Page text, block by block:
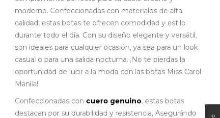
moderno. Confeccionadas con materiales de alta
calidad, estas botas te ofrecen comodidad y estilo
durante todo el día. Con su diseño elegante y versátil,
son ideales para cualquier ocasión, ya sea para un look
casual o para una salida nocturna. ¡No te pierdas la
oportunidad de lucir a la moda con las botas Miss Carol
Manila!
Confeccionadas con cuero genuino, estas botas
destacan por su durabilidad y resistencia, Asegurándo